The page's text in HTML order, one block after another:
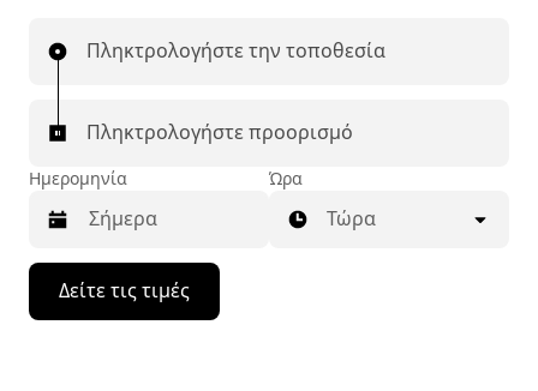
Πληκτρολογήστε την τοποθεσία
Πληκτρολογήστε προορισμό
Ημερομηνία
Πατήστε
πλήκτρο
Ώρα
Τώρα
Δείτε τις τιμές